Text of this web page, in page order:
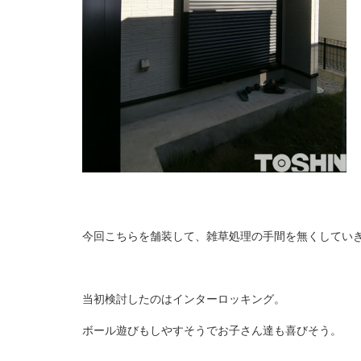
今回こちらを舗装して、雑草処理の手間を無くしてい
当初検討したのはインターロッキング。
ボール遊びもしやすそうでお子さん達も喜びそう。